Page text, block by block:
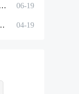
车顶 央视点赞五菱4S店员工破窗救人 06-19
画布 修图效率提升90倍 04-19